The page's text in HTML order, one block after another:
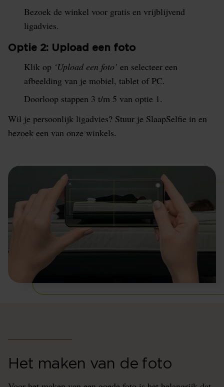
Bezoek de winkel voor gratis en vrijblijvend
ligadvies.
Optie 2: Upload een foto
Klik op ‘Upload een foto’ en selecteer een
afbeelding van je mobiel, tablet of PC.
Doorloop stappen 3 t/m 5 van optie 1.
Wil je persoonlijk ligadvies? Stuur je SlaapSelfie in en
bezoek een van onze winkels.
Het maken van de foto